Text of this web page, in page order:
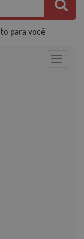
para você
Toggle